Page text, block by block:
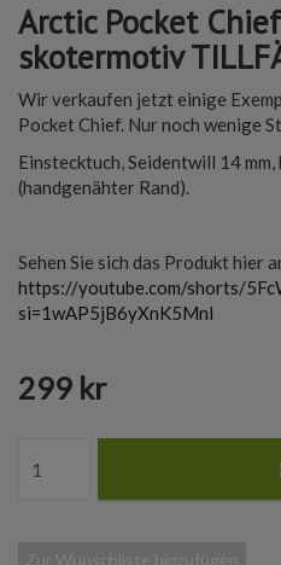
Arctic Pocket
skotermotiv
Wir verkaufen jetzt einige
Pocket Chief. Nur noch wenige
Einstecktuch, Seidentwill 14
(handgenähter Rand).
Sehen Sie sich das Produkt hier
https://youtube.com/shorts/
si=1wAP5jB6yXnK5Mnl
299 kr